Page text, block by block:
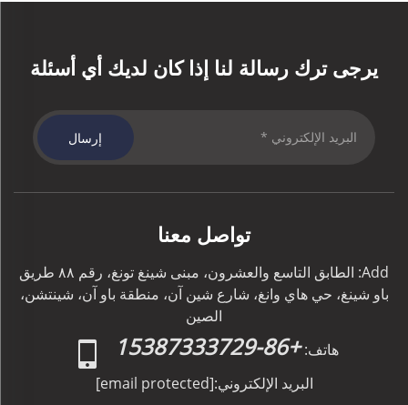
يرجى ترك رسالة لنا إذا كان لديك أي أسئلة
إرسال
تواصل معنا
Add: الطابق التاسع والعشرون، مبنى شينغ تونغ، رقم ٨٨ طريق
باو شينغ، حي هاي وانغ، شارع شين آن، منطقة باو آن، شينتشن،
الصين
هاتف: +86-15387333729
البريد الإلكتروني:[email protected]